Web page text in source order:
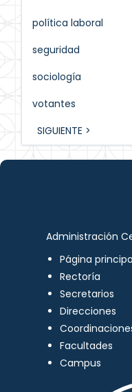
política laboral
seguridad
sociología
votantes
SIGUIENTE >
Administración
Página
Rectoría
Secretarios
Direcciones
Facultades
Campus